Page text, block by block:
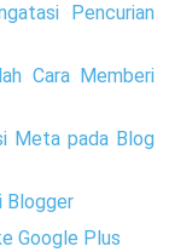
Pencurian
Cara Memberi
Meta pada Blog
Blogger
Google Plus